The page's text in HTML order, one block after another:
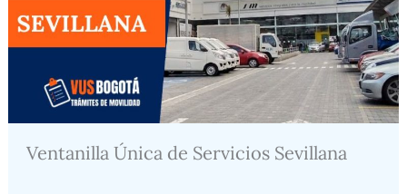
Ventanilla Única de Servicios Sevillana